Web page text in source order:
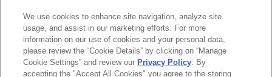
We use cookies to enhance site navigation, analyze site
usage, and assist in our marketing efforts. For more
information on our use of cookies and your personal data,
please review the “Cookie Details” by clicking on “Manage
Cookie Settings” and review our Privacy Policy. By
accepting the "Accept All Cookies" you agree to the storing